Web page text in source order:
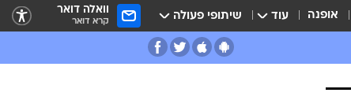
אופנה עוד שיתופי פעולה וואלה דואר
קרא דואר